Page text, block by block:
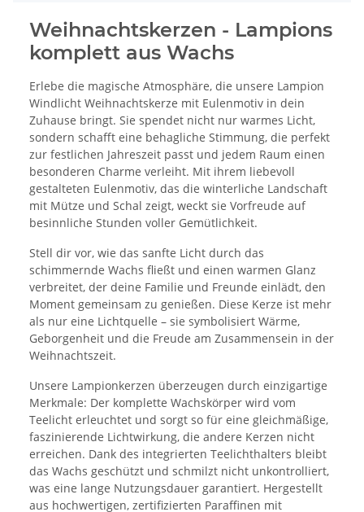
Weihnachtskerzen - Lampions
komplett aus Wachs
Erlebe die magische Atmosphäre, die unsere Lampion
Windlicht Weihnachtskerze mit Eulenmotiv in dein
Zuhause bringt. Sie spendet nicht nur warmes Licht,
sondern schafft eine behagliche Stimmung, die perfekt
zur festlichen Jahreszeit passt und jedem Raum einen
besonderen Charme verleiht. Mit ihrem liebevoll
gestalteten Eulenmotiv, das die winterliche Landschaft
mit Mütze und Schal zeigt, weckt sie Vorfreude auf
besinnliche Stunden voller Gemütlichkeit.
Stell dir vor, wie das sanfte Licht durch das
schimmernde Wachs fließt und einen warmen Glanz
verbreitet, der deine Familie und Freunde einlädt, den
Moment gemeinsam zu genießen. Diese Kerze ist mehr
als nur eine Lichtquelle – sie symbolisiert Wärme,
Geborgenheit und die Freude am Zusammensein in der
Weihnachtszeit.
Unsere Lampionkerzen überzeugen durch einzigartige
Merkmale: Der komplette Wachskörper wird vom
Teelicht erleuchtet und sorgt so für eine gleichmäßige,
faszinierende Lichtwirkung, die andere Kerzen nicht
erreichen. Dank des integrierten Teelichthalters bleibt
das Wachs geschützt und schmilzt nicht unkontrolliert,
was eine lange Nutzungsdauer garantiert. Hergestellt
aus hochwertigen, zertifizierten Paraffinen mit